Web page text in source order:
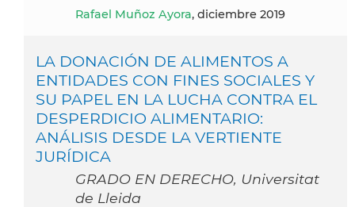
Rafael Muñoz Ayora, diciembre 2019
LA DONACIÓN DE ALIMENTOS A
ENTIDADES CON FINES SOCIALES Y
SU PAPEL EN LA LUCHA CONTRA EL
DESPERDICIO ALIMENTARIO:
ANÁLISIS DESDE LA VERTIENTE
JURÍDICA
GRADO EN DERECHO, Universitat
de Lleida